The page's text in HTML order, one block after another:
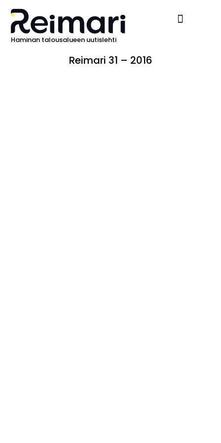
Haminan talousalueen uutislehti
Reimari 31 – 2016